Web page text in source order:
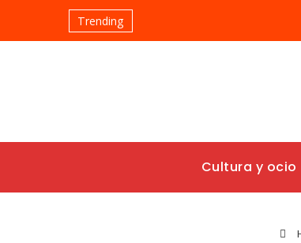
Trending
Cultura y ocio